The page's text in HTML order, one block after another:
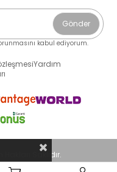
Gönder
kabul ediyorum.
Yardım
Hakları Saklıdır.